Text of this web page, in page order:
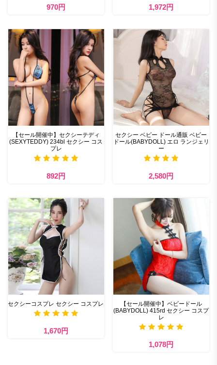
970円 1,972円
【セール開催中】セクシーテディ
(SEXYTEDDY) 234bl セクシー コス
プレ
892円
セクシー ベビー ドール通販 ベビー
ドール(BABYDOLL) エロ ランジェリ
ー
2,580円
セクシーコスプレ セクシー コスプレ
1,670円
【セール開催中】ベビードール
(BABYDOLL) 415rd セクシー コスプ
レ
1,078円